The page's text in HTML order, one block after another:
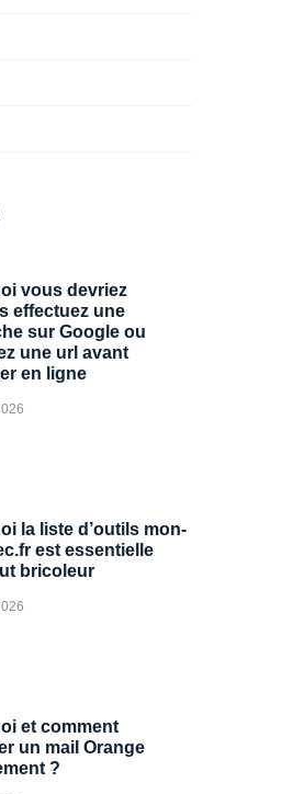
vous devriez
effectuez une
sur Google ou
une url avant
en ligne
la liste d’outils mon-
est essentielle
bricoleur
et comment
un mail Orange
?